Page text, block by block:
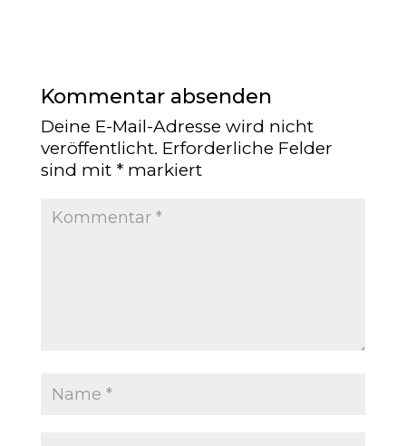
Kommentar absenden
Deine E-Mail-Adresse wird nicht
veröffentlicht. Erforderliche Felder
sind mit *markiert